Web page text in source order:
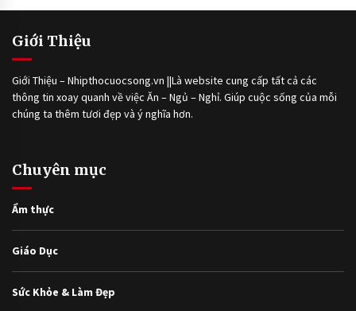
Giới Thiệu
Giới Thiệu – Nhipthocuocsong.vn ||Là website cung cấp tất cả các
thông tin xoay quanh về việc Ăn – Ngủ – Nghỉ. Giúp cuộc sống của mỗi
chúng ta thêm tươi đẹp và ý nghĩa hơn.
Chuyên mục
Ẩm thực
Giáo Dục
Sức Khỏe & Làm Đẹp